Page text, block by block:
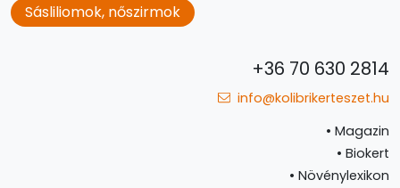
Sásliliomok, nőszirmok
+36 70 630 2814
info@kolibrikerteszet.hu
• Magazin
• Biokert
• Növénylexikon